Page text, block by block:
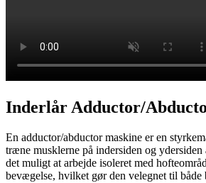
Inderlår Adductor/
En adductor/abductor maskine er en
træne musklerne på indersiden og
det muligt at arbejde isoleret med
bevægelse, hvilket gør den velegnet til både